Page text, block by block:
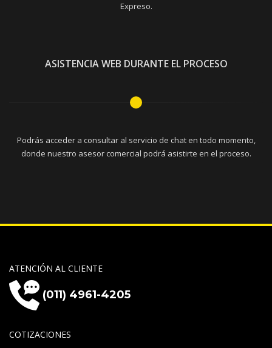
Expreso.
ASISTENCIA WEB DURANTE EL PROCESO
Podrás acceder a consultar al servicio de chat en todo momento,
donde nuestro asesor comercial podrá asistirte en el proceso.
ATENCIÓN AL CLIENTE
(011) 4961-4205
COTIZACIONES